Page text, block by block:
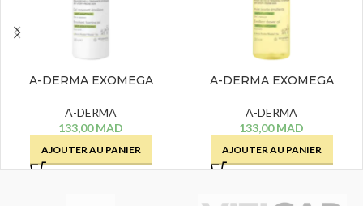
A-DERMA EXOMEGA
EMOLLIENT – 200 ML
A-DERMA
133,00MAD
AJOUTER AU PANIER
A-DERMA EXOMEGA
200 ML
A-DERMA
133,00MAD
AJOUTER AU PANIER